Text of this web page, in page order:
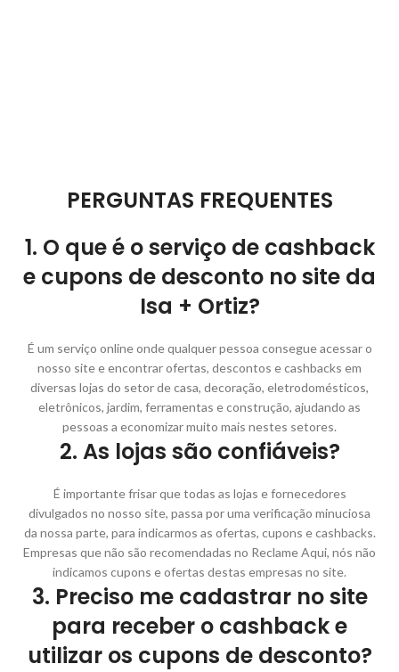
PERGUNTAS FREQUENTES
1. O que é o serviço de cashback
e cupons de desconto no site da
Isa + Ortiz?
É um serviço online onde qualquer pessoa consegue acessar o
nosso site e encontrar ofertas, descontos e cashbacks em
diversas lojas do setor de casa, decoração, eletrodomésticos,
eletrônicos, jardim, ferramentas e construção, ajudando as
pessoas a economizar muito mais nestes setores.
2. As lojas são confiáveis?
É importante frisar que todas as lojas e fornecedores
divulgados no nosso site, passa por uma verificação minuciosa
da nossa parte, para indicarmos as ofertas, cupons e cashbacks.
Empresas que não são recomendadas no Reclame Aqui, nós não
indicamos cupons e ofertas destas empresas no site.
3. Preciso me cadastrar no site
para receber o cashback e
utilizar os cupons de desconto?